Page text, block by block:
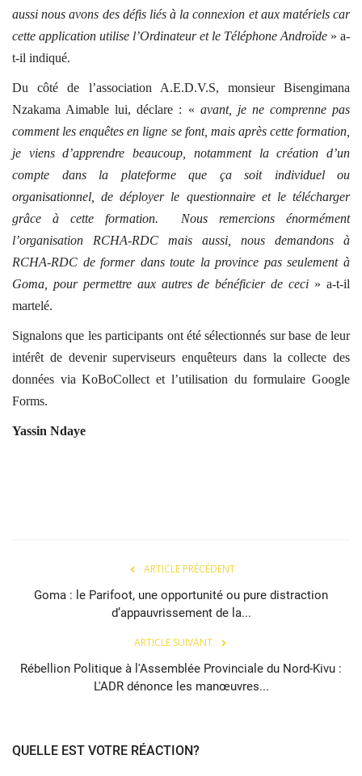
aussi nous avons des défis liés à la connexion et aux matériels car
cette application utilise l’Ordinateur et le Téléphone Androïde » a-
t-il indiqué.
Ducôté de l’association A.E.D.V.S, monsieur Bisengimana
Nzakama Aimable lui, déclare : « avant, je ne comprenne pas
comment les enquêtes en ligne se font, mais après cette formation,
je viens d’apprendre beaucoup, notamment la création d’un
compte dans la plateforme que ça soit individuel ou
organisationnel, de déployer le questionnaire et le télécharger
grâce à cette formation. Nous remercions énormément
l’organisation RCHA-RDC mais aussi, nous demandons à
RCHA-RDC de former dans toute la province pas seulement à
Goma, pour permettre aux autres de bénéficier de ceci » a-t-il
martelé.
Signalons que les participants ont été sélectionnés sur base de leur
intérêt de devenir superviseurs enquêteurs dans la collecte des
données via KoBoCollect et l’utilisation du formulaire Google
Forms.
Yassin Ndaye
ARTICLE PRÉCÉDENT
Goma : le Parifoot, une opportunité ou pure distraction
d’appauvrissement de la...
ARTICLE SUIVANT
Rébellion Politique à l'Assemblée Provinciale du Nord-Kivu :
L'ADR dénonce les manœuvres...
QUELLE EST VOTRE RÉACTION?